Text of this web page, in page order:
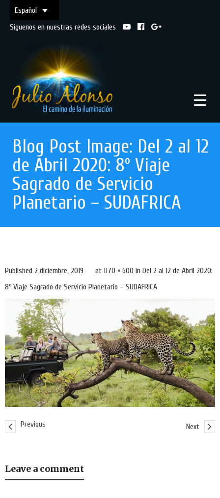
Español
Síguenos en nuestras redes sociales
Blog Post Image: Del 2 al 12
de Abril 2020: 8º Viaje
Sagrado de Servicio
Planetario – SUDAFRICA
Published 2 diciembre, 2019 at 1170 × 600 in Del 2 al 12 de Abril 2020:
8º Viaje Sagrado de Servicio Planetario – SUDAFRICA
Previous Next
Leave a comment